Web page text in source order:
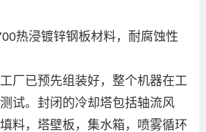
热浸镀锌钢板材料，耐腐蚀性
厂已预先组装好，整个机器在工
试。封闭的冷却塔包括轴流风
料，塔壁板，集水箱，喷雾循环